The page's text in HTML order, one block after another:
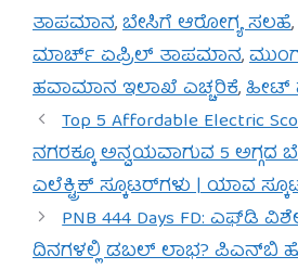
ತಾಪಮಾನ,ಬೇಸಿಗೆ ಆರೋಗ್ಯ ಸಲಹೆ,
ಮಾರ್ಚ್ ಏಪ್ರಿಲ್ ತಾಪಮಾನ,
ಹವಾಮಾನ ಇಲಾಖೆ ಎಚ್ಚರಿಕೆ,ಹೀಟ್
Top 5 Affordable Electric
ನಗರಕ್ಕೂ ಅನ್ವಯವಾಗುವ 5
ಎಲೆಕ್ಟ್ರಿಕ್ ಸ್ಕೂಟರ್‌ಗಳು | ಯಾವ
PNB 444 Days FD: ಎಫ್‌ಡಿ
ದಿನಗಳಲ್ಲಿ ಡಬಲ್ ಲಾಭ? ಪಿಎನ್‌ಬಿ